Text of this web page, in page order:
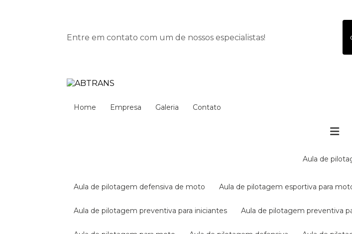
Entre em contato com um de nossos especialistas!
Home Empresa Galeria Contato
aula de
aula de pilotagem defensiva de moto aula de pilotagem esportiva para
aula de pilotagem preventiva para iniciantes aula de pilotagem preventiva